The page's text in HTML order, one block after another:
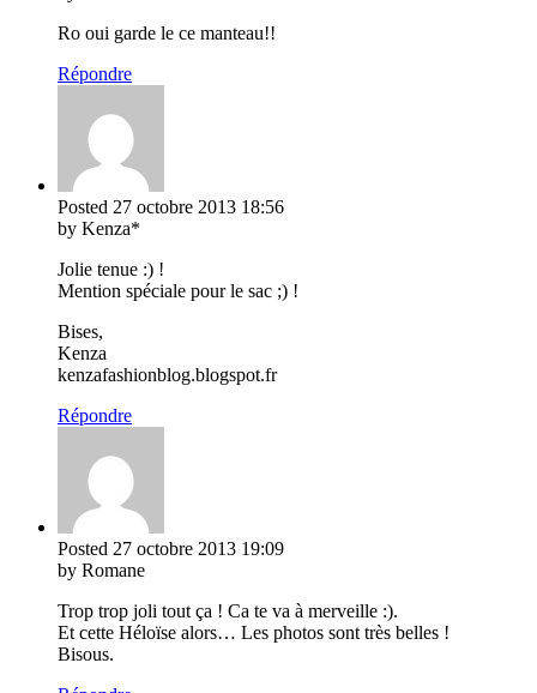
Ro oui garde le ce manteau!!
Répondre
Posted 27 octobre 2013 18:56
by Kenza*
Jolie tenue :) !
Mention spéciale pour le sac ;) !
Bises,
Kenza
kenzafashionblog.blogspot.fr
Répondre
Posted 27 octobre 2013 19:09
by Romane
Trop trop joli tout ça ! Ca te va à merveille :).
Et cette Héloïse alors… Les photos sont très belles !
Bisous.